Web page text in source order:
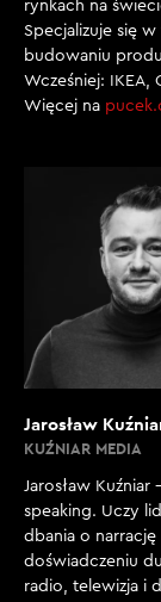
rynkach na
Specjalizuje się
budowaniu
Wcześniej: IKEA,
Więcej na
Jarosław
KUŹNIAR MEDIA
Jarosław
speaking. Uczy
dbania o
doświadczeniu
radio, telewizja i